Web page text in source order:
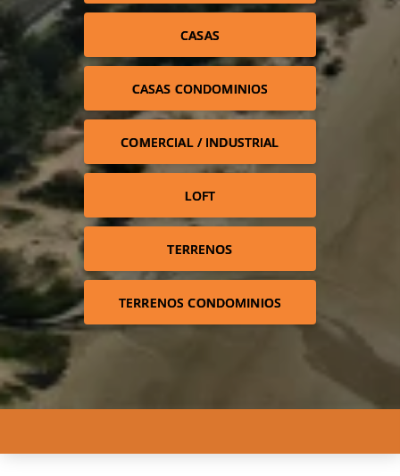
CASAS
CASAS CONDOMINIOS
COMERCIAL / INDUSTRIAL
LOFT
TERRENOS
TERRENOS CONDOMINIOS